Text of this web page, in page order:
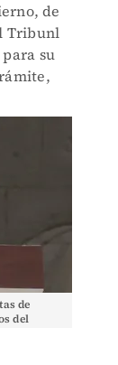
de
Tribunl
su
de
del